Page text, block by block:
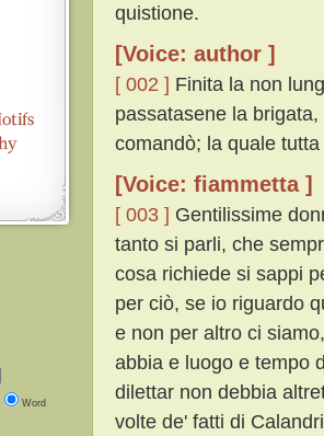
Word
quistione.
[Voice: author ]
[ 002 ] Finita la non
passatasene la
comandò; la quale
[Voice: fiammetta ]
[ 003 ] Gentilissime
tanto si parli, che
cosa richiede si sappi
per ciò, se io riguardo
e non per altro ci
abbia e luogo e tempo
dilettar non debbia
volte de' fatti di